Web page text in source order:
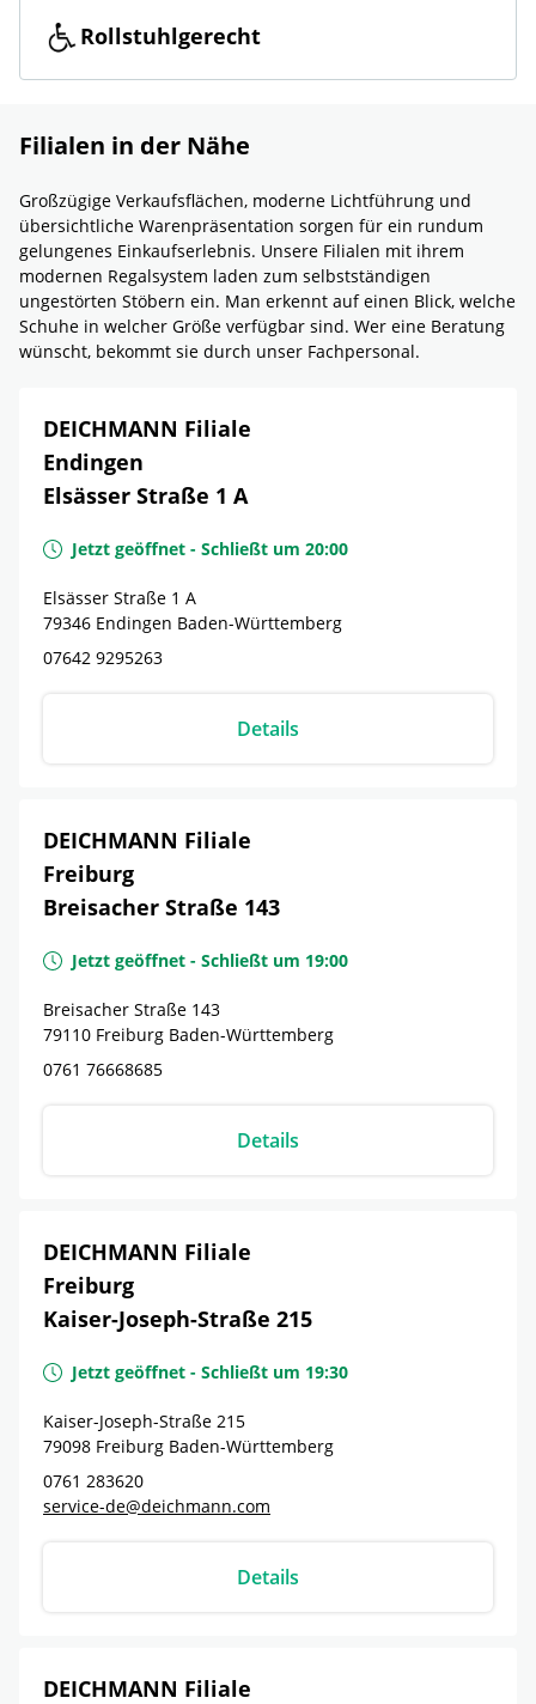
Rollstuhlgerecht
Filialen in der Nähe
Großzügige Verkaufsflächen, moderne Lichtführung und
übersichtliche Warenpräsentation sorgen für ein rundum
gelungenes Einkaufserlebnis. Unsere Filialen mit ihrem
modernen Regalsystem laden zum selbstständigen
ungestörten Stöbern ein. Man erkennt auf einen Blick, welche
Schuhe in welcher Größe verfügbar sind. Wer eine Beratung
wünscht, bekommt sie durch unser Fachpersonal.
DEICHMANN Filiale
Endingen
Elsässer Straße 1 A
Jetzt geöffnet - Schließt um 20:00
Elsässer Straße 1 A
79346 Endingen Baden-Württemberg
07642 9295263
Details
DEICHMANN Filiale
Freiburg
Breisacher Straße 143
Jetzt geöffnet - Schließt um 19:00
Breisacher Straße 143
79110 Freiburg Baden-Württemberg
0761 76668685
Details
DEICHMANN Filiale
Freiburg
Kaiser-Joseph-Straße 215
Jetzt geöffnet - Schließt um 19:30
Kaiser-Joseph-Straße 215
79098 Freiburg Baden-Württemberg
0761 283620
service-de@deichmann.com
Details
DEICHMANN Filiale